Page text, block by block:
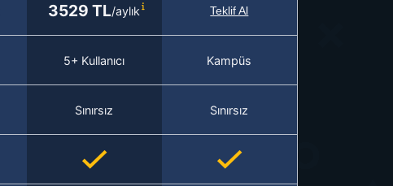
3529 TL/aylık Teklif Al
5+ Kullanıcı Kampüs
Sınırsız Sınırsız